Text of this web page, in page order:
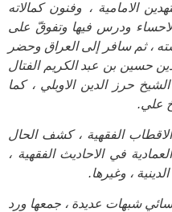
الامامية ، وفنون كمالاته
ودرس فيها وتفوقّ على
، ثم سافر إلى العراق وحضر
حسين بن عبد الكريم الفتال
حرز الدين الاوبلي ، كما
علي.
الفقهية ، كشف الحال
في الاحاديث الفقهية ،
، وغيرها.
شبهات عديدة ، جمعها ورد